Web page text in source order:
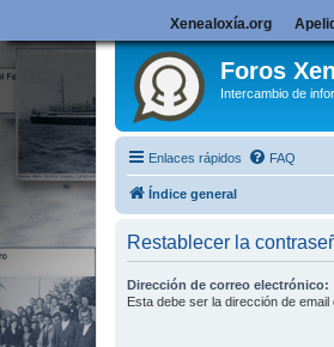
Foros
Intercambio de
Enlaces rápidos FAQ
Índice general
Restablecer la
Dirección de correo electrónico:
Esta debe ser la dirección de email
Xenealoxía.org